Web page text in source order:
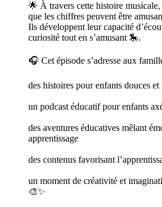
🌟 À travers cette histoire
que les chiffres peuvent être
Ils développent leur capacité
curiosité tout en s’amusant 🎠.
🎧 Cet épisode s’adresse aux
des histoires pour enfants douces et
un podcast éducatif pour enfants
des aventures éducatives mêlant
apprentissage
des contenus favorisant
un moment de créativité et
🎨✨